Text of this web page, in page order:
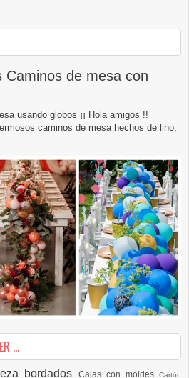
Caminos de mesa con
usando globos ¡¡ Hola amigos !!
caminos de mesa hechos de lino,
...
bordados Cajas con moldesCartón